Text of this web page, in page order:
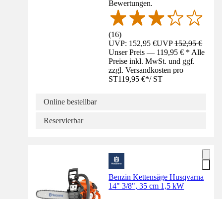
Bewertungen.
(16)
UVP: 152,95 €UVP152,95 €
Unser Preis — 119,95 € * Alle
Preise inkl. MwSt. und ggf.
zzgl. Versandkosten pro
ST119,95 €*/ ST
Online bestellbar
Reservierbar
Benzin Kettensäge Husqvarna
14" 3/8", 35 cm 1,5 kW